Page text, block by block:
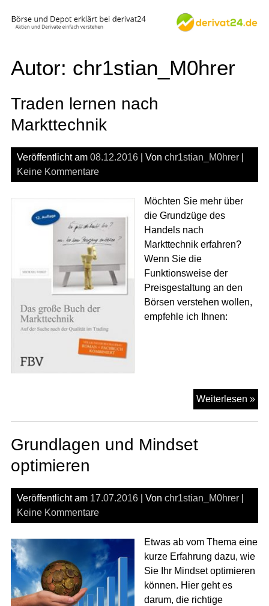
Autor: chr1stian_M0hrer
Traden lernen nach
Markttechnik
Veröffentlicht am 08.12.2016| Von chr1stian_M0hrer|
Keine Kommentare
Möchten Sie mehr über
die Grundzüge des
Handels nach
Markttechnik erfahren?
Wenn Sie die
Funktionsweise der
Preisgestaltung an den
Börsen verstehen wollen,
empfehle ich Ihnen:
Weiterlesen »
Grundlagen und Mindset
optimieren
Veröffentlicht am 17.07.2016| Von chr1stian_M0hrer|
Keine Kommentare
Etwas ab vom Thema eine
kurze Erfahrung dazu, wie
Sie Ihr Mindset optimieren
können. Hier geht es
darum, die richtige